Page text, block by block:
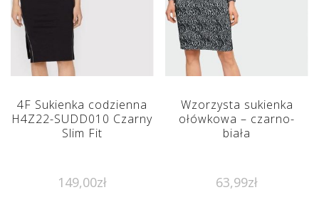
4F Sukienka codzienna
H4Z22-SUDD010 Czarny
Slim Fit
149,00zł
Wzorzysta sukienka
ołówkowa – czarno-
biała
63,99zł